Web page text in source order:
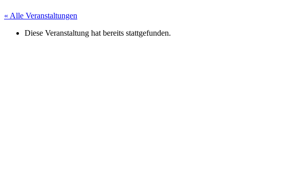
« Alle Veranstaltungen
Diese Veranstaltung hat bereits stattgefunden.